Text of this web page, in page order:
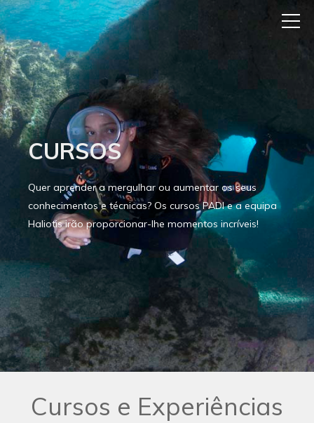
CURSOS
Quer aprender a mergulhar ou aumentar os seus
conhecimentos e técnicas? Os cursos PADI e a equipa
Haliotis irão proporcionar-lhe momentos incríveis!
Cursos e Experiências